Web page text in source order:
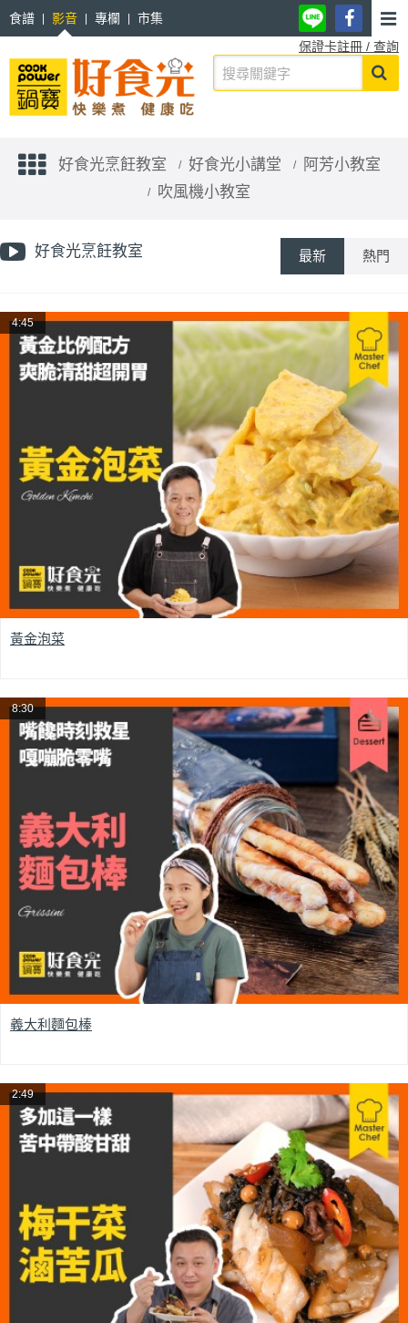
食譜 影音 專欄
市集
保證卡註冊 / 查詢
好食光烹飪教室 好食光小講堂
阿芳小教室
吹風機小教室
好食光烹飪教室 最新 熱門
4:45
黃金泡菜
8:30
義大利麵包棒
2:49